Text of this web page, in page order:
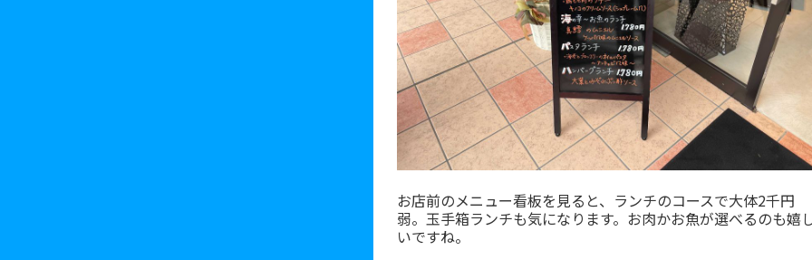
お店前のメニュー看板を見ると、ランチのコースで大体2千円
弱。玉手箱ランチも気になります。お肉かお魚が選べるのも嬉
いですね。